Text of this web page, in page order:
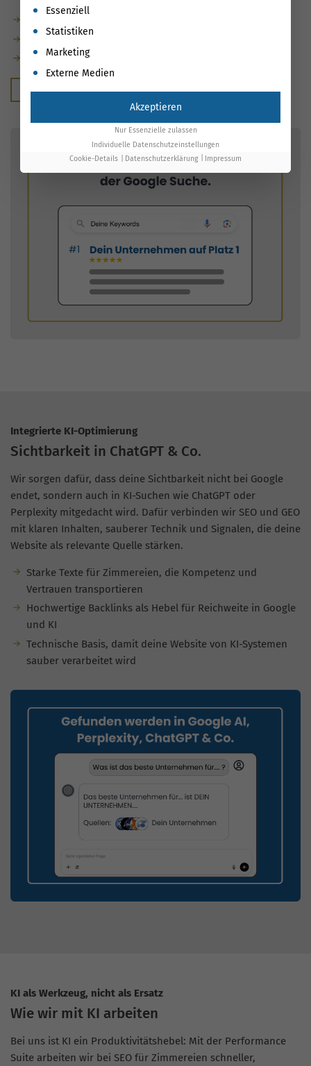
Maßnahmen automatisch mit Ergebnissen verknüpft
Kostenloser Beratungstermin
Integrierte KI-Optimierung
Sichtbarkeit in ChatGPT & Co.
Wir sorgen dafür, dass deine Sichtbarkeit nicht bei Google
endet, sondern auch in KI-Suchen wie ChatGPT oder
Perplexity mitgedacht wird. Dafür verbinden wir SEO und GEO
mit klaren Inhalten, sauberer Technik und Signalen, die deine
Website als relevante Quelle stärken.
Starke Texte für Zimmereien, die Kompetenz und
Vertrauen transportieren
Hochwertige Backlinks als Hebel für Reichweite in Google
und KI
Technische Basis, damit deine Website von KI-Systemen
sauber verarbeitet wird
KI als Werkzeug, nicht als Ersatz
Wie wir mit KI arbeiten
Bei uns ist KI ein Produktivitätshebel: Mit der Performance
Suite arbeiten wir bei SEO für Zimmereien schneller,
Es folgt eine Liste der Service-Gruppen, für die eine
Essenziell
Statistiken
Marketing
Externe Medien
Akzeptieren
Nur Essenzielle zulassen
Individuelle Datenschutzeinstellungen
Cookie-Details
Datenschutzerklärung Impressum